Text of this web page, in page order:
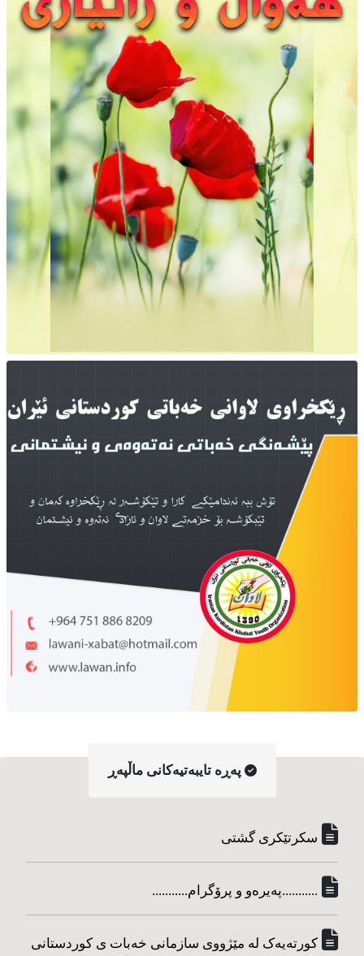
په‌ڕه‌ تایبه‌تیه‌کانی ماڵپه‌ڕ
سکرتێکری گشتی
...........په‌یره‌و و پرۆگرام...........
کورته‌یه‌ک له مێژووی سازمانی خه‌بات ی کوردستانی